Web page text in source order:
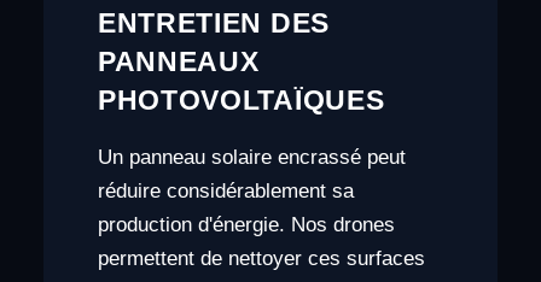
ENTRETIEN DES
PANNEAUX
PHOTOVOLTAÏQUES
Un panneau solaire encrassé peut
réduire considérablement sa
production d'énergie. Nos drones
permettent de nettoyer ces surfaces